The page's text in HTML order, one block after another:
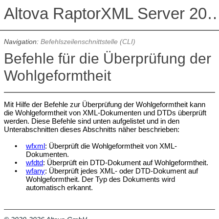
Altova
Navigation: Befehlszeilenschnittstelle (CLI)
Befehle für die Überprüfung der
Wohlgeformtheit
Mit Hilfe der Befehle zur Überprüfung der Wohlgeformtheit kann
die Wohlgeformtheit von XML-Dokumenten und DTDs überprüft
werden. Diese Befehle sind unten aufgelistet und in den
Unterabschnitten dieses Abschnitts näher beschrieben:
•
wfxml: Überprüft die Wohlgeformtheit von XML-
Dokumenten.
•
wfdtd: Überprüft ein DTD-Dokument auf Wohlgeformtheit.
•
wfany: Überprüft jedes XML- oder DTD-Dokument auf
Wohlgeformtheit. Der Typ des Dokuments wird
automatisch erkannt.